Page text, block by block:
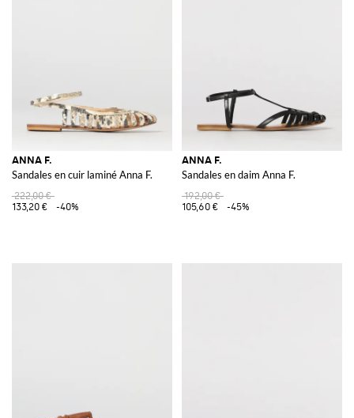
ANNA F.
Sandales en cuir laminé Anna F.
222,00 €
133,20 €
-40%
ANNA F.
Sandales en daim Anna F.
192,00 €
105,60 €
-45%